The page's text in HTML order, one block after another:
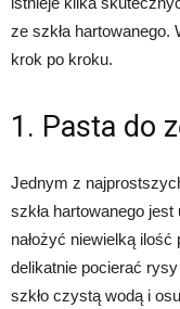
ze szkła
krok po kroku.
1. Pasta do
Jednym z
szkła hartowanego
nałożyć niewielką
delikatnie pocierać
szkło czystą wodą i